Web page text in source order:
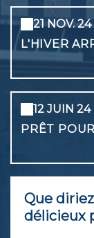
21 NOV. 24
L'HIVER
12 JUIN 24
PRÊT
Que
délicieux